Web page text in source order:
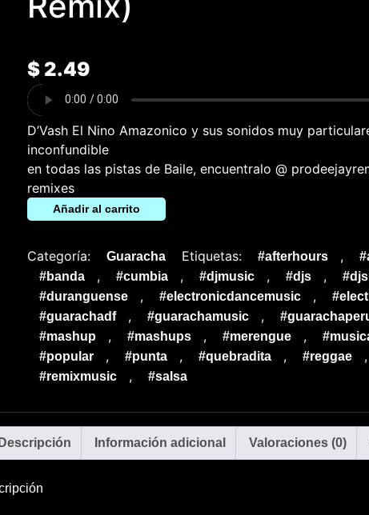
$2.49
D’Vash El Nino Amazonico y sus sonidos muy
inconfundible
en todas las pistas de Baile, encuentralo @
remixes
Añadir al carrito
Categoría: Guaracha Etiquetas: #afterhours ,
#banda , #cumbia , #djmusic , #djs ,
#duranguense , #electronicdancemusic ,
#guarachadf , #guarachamusic ,
#mashup , #mashups , #merengue ,
#popular , #punta , #quebradita , #reggae ,
#remixmusic , #salsa
Descripción Información adicional Valoraciones (0)